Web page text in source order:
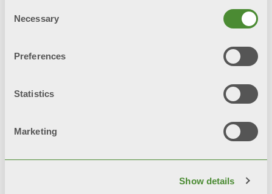
Selection
Necessary
Preferences
Statistics
Marketing
Show details
дотриманням інструкцій щодо
використання та правильного
даному каталозі.
Супутні товари